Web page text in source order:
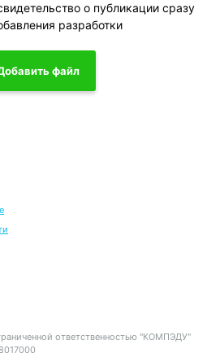
о публикации сразу
разработки
файл
ответственностью "КОМПЭДУ"